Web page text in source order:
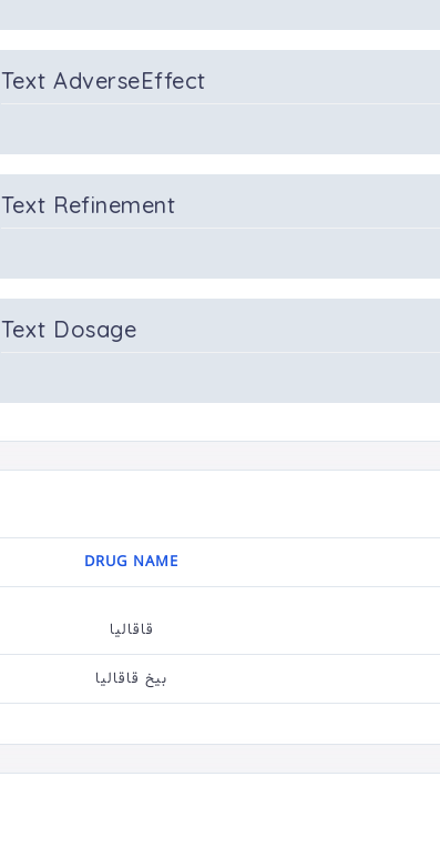
Text AdverseEffect
Text Refinement
Text Dosage
DRUG NAME
قاقالیا
بیخ قاقالیا